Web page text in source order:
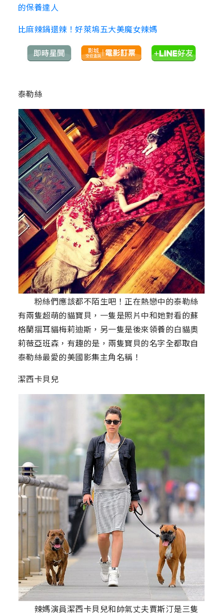
的保養達人
比麻辣鍋還辣！好萊塢五大美魔女辣媽
泰勒絲
粉絲們應該都不陌生吧！正在熱戀中的泰勒絲
有兩隻超萌的貓寶貝，一隻是照片中和她對看的蘇
格蘭摺耳貓梅莉迪斯，另一隻是後來領養的白貓奧
莉薇亞班森，有趣的是，兩隻寶貝的名字全都取自
泰勒絲最愛的美國影集主角名稱！
潔西卡貝兒
辣媽演員潔西卡貝兒和帥氣丈夫賈斯汀是三隻